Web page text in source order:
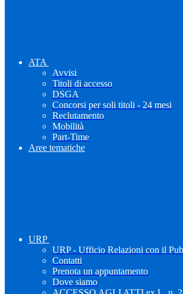
ATA
Avvisi
Titoli di accesso
DSGA
Concorsi per soli titoli - 24 mesi
Reclutamento
Mobilità
Part-Time
Aree tematiche
URP
URP - Ufficio Relazioni con il
Contatti
Prenota un appuntamento
Dove siamo